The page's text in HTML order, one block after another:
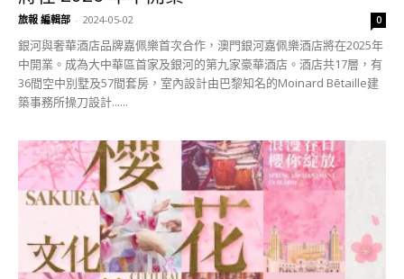
旅報 編輯部 - 2024-05-02 0
銀河與奢華酒店品牌嘉佩樂首次合作，澳門銀河嘉佩樂酒店將在2025年
中開業。成為大中華區首家及銀河的第九家豪華酒店。酒店共17層，有
36間空中別墅及57間套房，室內設計由巴黎知名的Moinard Bētaille建
築事務所操刀設計......